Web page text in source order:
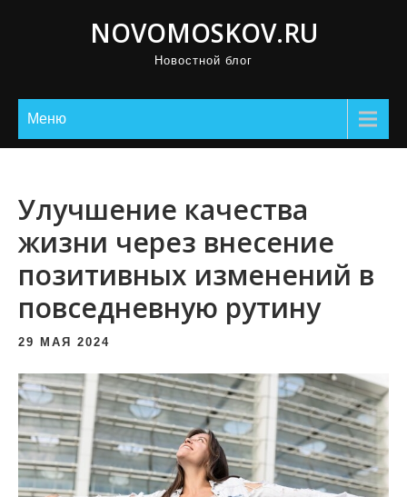
NOVOMOSKOV.RU
Новостной блог
Меню
Улучшение качества
жизни через внесение
позитивных изменений в
повседневную рутину
29 МАЯ 2024